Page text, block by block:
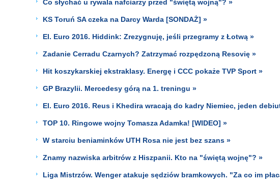
Co słychać u rywala nafciarzy przed "świętą wojną"? »
KS Toruń SA czeka na Darcy Warda [SONDAŻ] »
El. Euro 2016. Hiddink: Zrezygnuję, jeśli przegramy z Łotwą »
Zadanie Cerradu Czarnych? Zatrzymać rozpędzoną Resovię »
Hit koszykarskiej ekstraklasy. Energę i CCC pokaże TVP Sport »
GP Brazylii. Mercedesy górą na 1. treningu »
El. Euro 2016. Reus i Khedira wracają do kadry Niemiec, jeden
TOP 10. Ringowe wojny Tomasza Adamka! [WIDEO] »
W starciu beniaminków UTH Rosa nie jest bez szans »
Znamy nazwiska arbitrów z Hiszpanii. Kto na "świętą wojnę"? »
Liga Mistrzów. Wenger atakuje sędziów bramkowych. "Za co im